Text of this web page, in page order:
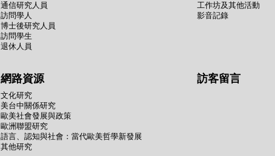
通信研究人員
訪問學人
博士後研究人員
訪問學生
退休人員
工作坊及其他活動
影音記錄
網路資源
文化研究
美台中關係研究
歐美社會發展與政策
歐洲聯盟研究
語言、認知與社會：當代歐美哲學新發展
其他研究
訪客留言